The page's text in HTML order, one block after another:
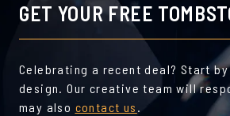
GET YOUR FREE
Celebrating a recent deal? Start
design. Our creative team will
may also contact us .